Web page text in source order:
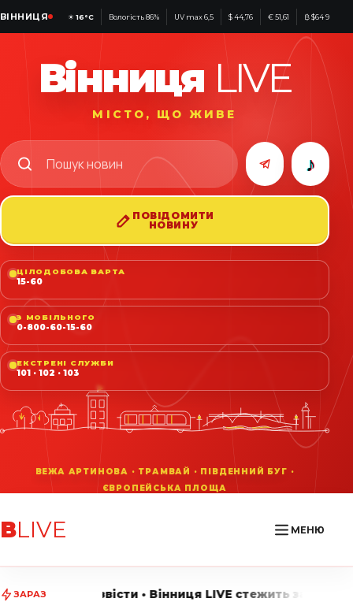
ВІННИЦЯ ☀16°C Вологість 86% UV max 6,5 $ 44,76 € 51,61 ₿ $64 953
Вінниця LIVE
МІСТО, ЩО ЖИВЕ
♪
ПОВІДОМИТИ
НОВИНУ
ЦІЛОДОБОВА ВАРТА
15-60
З МОБІЛЬНОГО
0-800-60-15-60
ЕКСТРЕНІ СЛУЖБИ
101 · 102 · 103
ВLIVE МЕНЮ
ЗАРАЗ
• Вінниця LIVE стежить за головними подіями